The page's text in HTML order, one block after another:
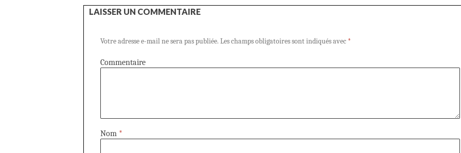
LAISSER UN COMMENTAIRE
Votre adresse e-mail ne sera pas publiée. Les champs obligatoires sont indiqués avec *
Commentaire
Nom *